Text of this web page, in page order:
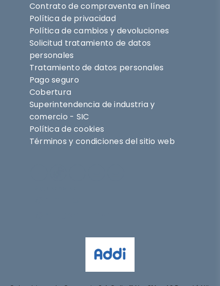
Contrato de compraventa en línea
Política de privacidad
Política de cambios y devoluciones
Solicitud tratamiento de datos
personales
Tratamiento de datos personales
Pago seguro
Cobertura
Superintendencia de industria y
comercio - SIC
Política de cookies
Términos y condiciones del sitio web